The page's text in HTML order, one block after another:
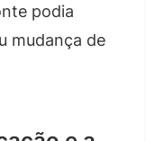
podia
mudança de